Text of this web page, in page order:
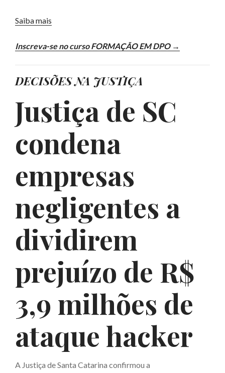
Saiba mais
Inscreva-se no curso FORMAÇÃO EM DPO →
DECISÕES NA JUSTIÇA
Justiça de SC
condena
empresas
negligentes a
dividirem
prejuízo de R$
3,9 milhões de
ataque hacker
A Justiça de Santa Catarina confirmou a